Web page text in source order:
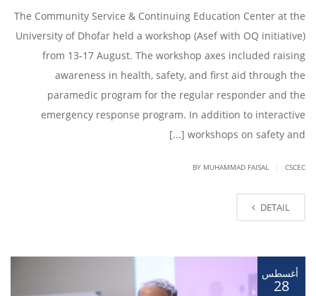
The Community Service & Continuing Education Center at the
University of Dhofar held a workshop (Asef with OQ initiative)
from 13-17 August. The workshop axes included raising
awareness in health, safety, and first aid through the
paramedic program for the regular responder and the
emergency response program. In addition to interactive
workshops on safety and [...]
BY MUHAMMAD FAISAL CSCEC
DETAIL
أغسطس
28